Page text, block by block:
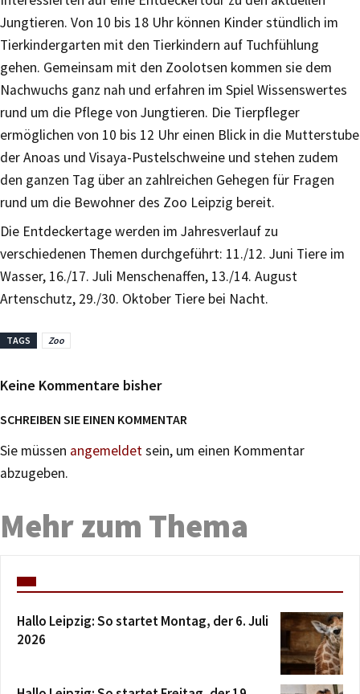
Jungtieren. Von 10 bis 18 Uhr können Kinder stündlich im
Tierkindergarten mit den Tierkindern auf Tuchfühlung
gehen. Gemeinsam mit den Zoolotsen kommen sie dem
Nachwuchs ganz nah und erfahren im Spiel Wissenswertes
rund um die Pflege von Jungtieren. Die Tierpfleger
ermöglichen von 10 bis 12 Uhr einen Blick in die Mutterstube
der Anoas und Visaya-Pustelschweine und stehen zudem
den ganzen Tag über an zahlreichen Gehegen für Fragen
rund um die Bewohner des Zoo Leipzig bereit.
Die Entdeckertage werden im Jahresverlauf zu
verschiedenen Themen durchgeführt: 11./12. Juni Tiere im
Wasser, 16./17. Juli Menschenaffen, 13./14. August
Artenschutz, 29./30. Oktober Tiere bei Nacht.
TAGS Zoo
Keine Kommentare bisher
SCHREIBEN SIE EINEN KOMMENTAR
Sie müssen angemeldetsein, um einen Kommentar
abzugeben.
Mehr zum Thema
Hallo Leipzig: So startet Montag, der 6. Juli
2026